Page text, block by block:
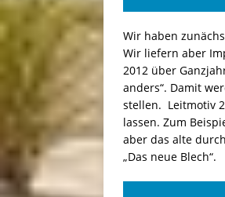
Wir haben
Wir liefern aber
2012 über
anders“. Damit
stellen. Leitmotiv
lassen. Zum
aber das alte
„Das neue Blech“.